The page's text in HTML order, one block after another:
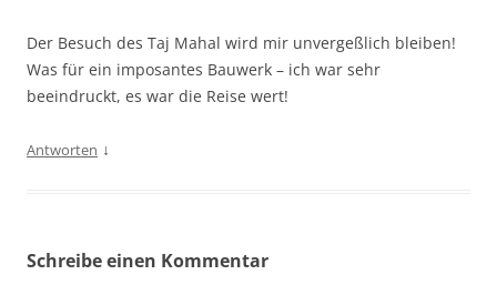
Der Besuch des Taj Mahal wird mir unvergeßlich bleiben!
Was für ein imposantes Bauwerk – ich war sehr
beeindruckt, es war die Reise wert!
Antworten ↓
Schreibe einen Kommentar